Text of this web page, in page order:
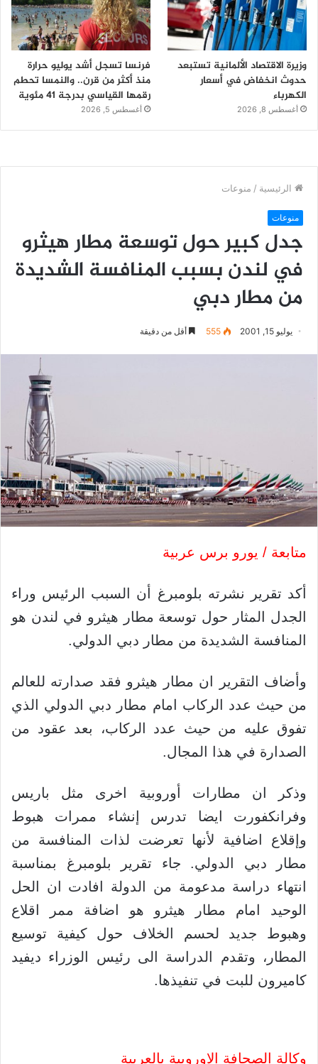
وزيرة الاقتصاد الألمانية تستبعد
حدوث انخفاض في أسعار
الكهرباء
أغسطس 8, 2026
فرنسا تسجل أشد يوليو حرارة
منذ أكثر من قرن.. والنمسا تحطم
رقمها القياسي بدرجة 41 مئوية
أغسطس 5, 2026